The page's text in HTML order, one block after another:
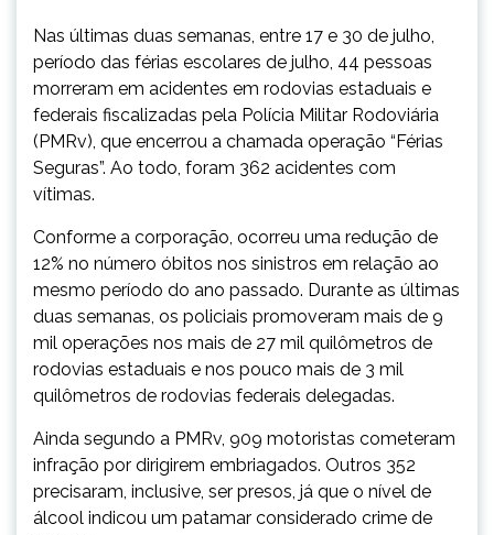
Nas últimas duas semanas, entre 17 e 30 de julho,
período das férias escolares de julho, 44 pessoas
morreram em acidentes em rodovias estaduais e
federais fiscalizadas pela Polícia Militar Rodoviária
(PMRv), que encerrou a chamada operação “Férias
Seguras”. Ao todo, foram 362 acidentes com
vítimas.
Conforme a corporação, ocorreu uma redução de
12% no número óbitos nos sinistros em relação ao
mesmo período do ano passado. Durante as últimas
duas semanas, os policiais promoveram mais de 9
mil operações nos mais de 27 mil quilômetros de
rodovias estaduais e nos pouco mais de 3 mil
quilômetros de rodovias federais delegadas.
Ainda segundo a PMRv, 909 motoristas cometeram
infração por dirigirem embriagados. Outros 352
precisaram, inclusive, ser presos, já que o nível de
álcool indicou um patamar considerado crime de